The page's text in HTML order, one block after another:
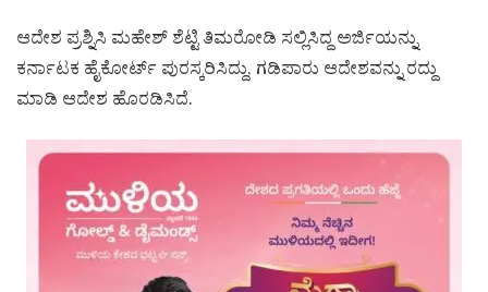
ಆದೇಶ ಪ್ರಶ್ನಿಸಿ ಮಹೇಶ್ ಶೆಟ್ಟಿ ತಿಮರೋಡಿ ಸಲ್ಲಿಸಿದ್ದ ಅರ್ಜಿಯನ್ನು
ಕರ್ನಾಟಕ ಹೈಕೋರ್ಟ್ ಪುರಸ್ಕರಿಸಿದ್ದು, ಗಡಿಪಾರು ಆದೇಶವನ್ನು ರದ್ದು
ಮಾಡಿ ಆದೇಶ ಹೊರಡಿಸಿದೆ.